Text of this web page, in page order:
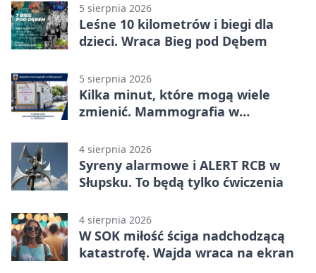
5 sierpnia 2026
Leśne 10 kilometrów i biegi dla
dzieci. Wraca Bieg pod Dębem
5 sierpnia 2026
Kilka minut, które mogą wiele
zmienić. Mammografia w
4 sierpnia 2026
Syreny alarmowe i ALERT RCB w
Słupsku. To będą tylko ćwiczenia
4 sierpnia 2026
W SOK miłość ściga nadchodzącą
katastrofę. Wajda wraca na ekran